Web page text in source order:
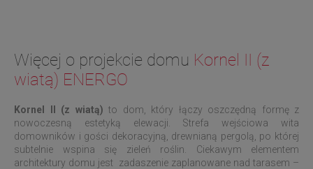
Więcej o projekcie domu Kornel II (z
wiatą) ENERGO
Kornel II (z wiatą) to dom, który łączy oszczędną formę z
nowoczesną estetyką elewacji. Strefa wejściowa wita
domowników i gości dekoracyjną, drewnianą pergolą, po której
subtelnie wspina się zieleń roślin. Ciekawym elementem
architektury domu jest zadaszenie zaplanowane nad tarasem –